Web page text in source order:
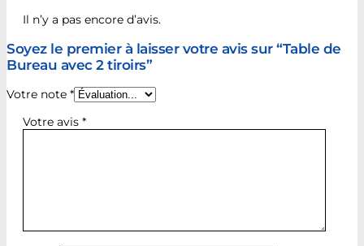
Il n’y a pas encore d’avis.
Soyez le premier à laisser votre avis sur “Table de
Bureau avec 2 tiroirs”
Votre note *
Votre avis *